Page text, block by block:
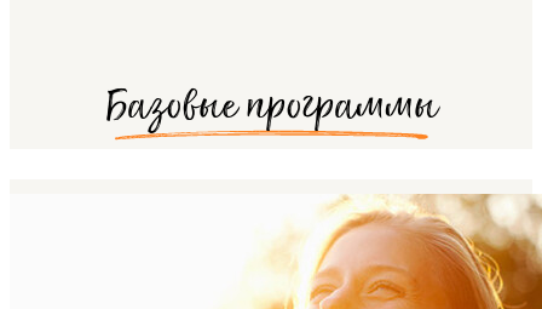
Базовые программы